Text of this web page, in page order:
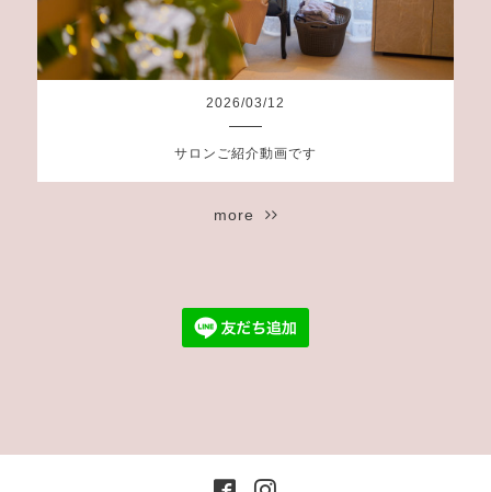
2026/03/12
サロンご紹介動画です
more